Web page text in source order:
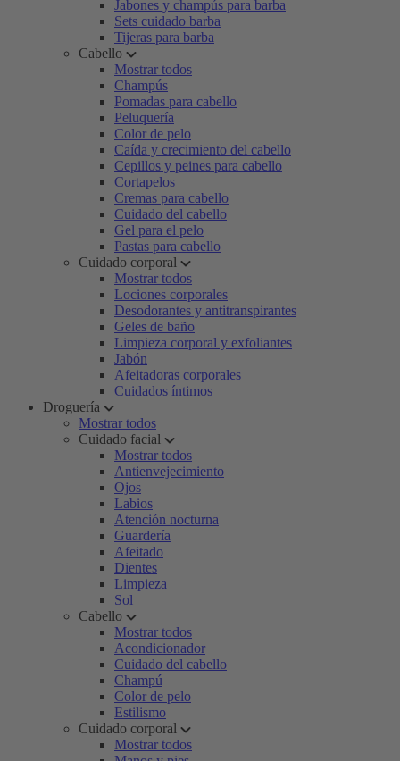
Jabones y champús para barba
Sets cuidado barba
Tijeras para barba
Cabello
Mostrar todos
Champús
Pomadas para cabello
Peluquería
Color de pelo
Caída y crecimiento del cabello
Cepillos y peines para cabello
Cortapelos
Cremas para cabello
Cuidado del cabello
Gel para el pelo
Pastas para cabello
Cuidado corporal
Mostrar todos
Lociones corporales
Desodorantes y antitranspirantes
Geles de baño
Limpieza corporal y exfoliantes
Jabón
Afeitadoras corporales
Cuidados íntimos
Droguería
Mostrar todos
Cuidado facial
Mostrar todos
Antienvejecimiento
Ojos
Labios
Atención nocturna
Guardería
Afeitado
Dientes
Limpieza
Sol
Cabello
Mostrar todos
Acondicionador
Cuidado del cabello
Champú
Color de pelo
Estilismo
Cuidado corporal
Mostrar todos